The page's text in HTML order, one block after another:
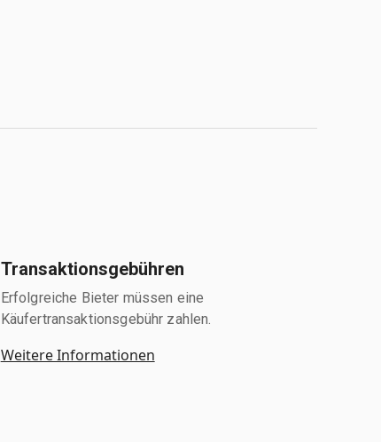
Transaktionsgebühren
Erfolgreiche Bieter müssen eine
Käufertransaktionsgebühr zahlen.
Weitere Informationen